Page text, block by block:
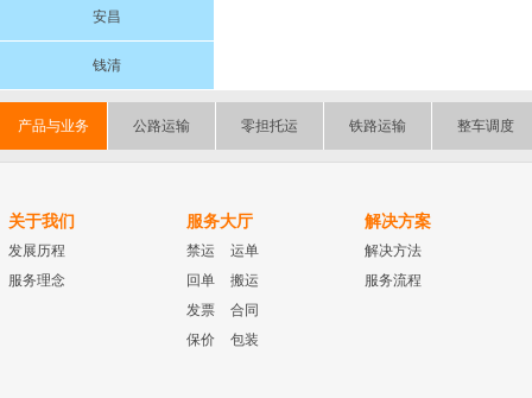
安昌
钱清
产品与业务 公路运输 零担托运 铁路运输 整车调度
关于我们
发展历程
服务理念
服务大厅
禁运
运单
回单
搬运
发票
合同
保价
包装
解决方案
解决方法
服务流程